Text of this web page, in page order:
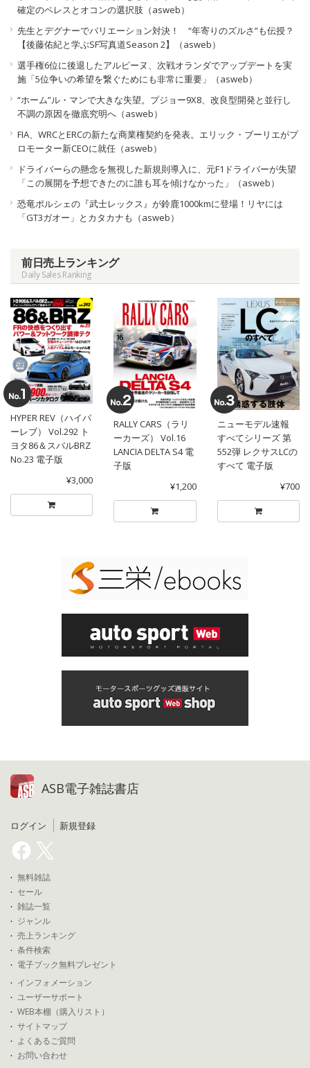
確定のペレスとオコンの選択肢（asweb）
先生とデグナーでバリエーション対決！ “年寄りのズルさ”も伝授？
【後藤佑紀と学ぶSF写真道Season 2】（asweb）
選手権6位に後退したアルピーヌ、次戦オランダでアップデートを実
施「5位争いの希望を繋ぐためにも非常に重要」（asweb）
“ホーム”ル・マンで大きな失望。プジョー9X8、改良型開発と並行し
不調の原因を徹底究明へ（asweb）
FIA、WRCとERCの新たな商業権契約を発表。エリック・ブーリエがプ
ロモーター新CEOに就任（asweb）
ドライバーらの懸念を無視した新規則導入に、元F1ドライバーが失望
「この展開を予想できたのに誰も耳を傾けなかった」（asweb）
恐竜ポルシェの『武士レックス』が鈴鹿1000kmに登場！リヤには
「GT3ガオー」とカタカナも（asweb）
前日売上ランキング
Daily Sales Ranking
HYPER REV（ハイパ
ーレブ） Vol.292 ト
ヨタ86＆スバルBRZ
No.23 電子版
¥3,000
RALLY CARS（ラリ
ーカーズ） Vol.16
LANCIA DELTA S4 電
子版
¥1,200
ニューモデル速報
すべてシリーズ 第
552弾 レクサスLCの
すべて 電子版
¥700
ASB電子雑誌書店
ログイン 新規登録
無料雑誌
セール
雑誌一覧
ジャンル
売上ランキング
条件検索
電子ブック無料プレゼント
インフォメーション
ユーザーサポート
WEB本棚（購入リスト）
サイトマップ
よくあるご質問
お問い合わせ